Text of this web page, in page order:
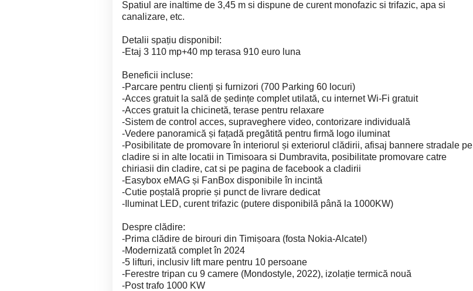
Spatiul are inaltime de 3,45 m si dispune de curent monofazic si trifazic, apa si
canalizare, etc.
Detalii spațiu disponibil:
-Etaj 3 110 mp+40 mp terasa 910 euro luna
Beneficii incluse:
-Parcare pentru clienți și furnizori (700 Parking 60 locuri)
-Acces gratuit la sală de ședințe complet utilată, cu internet Wi-Fi gratuit
-Acces gratuit la chicinetă, terase pentru relaxare
-Sistem de control acces, supraveghere video, contorizare individuală
-Vedere panoramică și fațadă pregătită pentru firmă logo iluminat
-Posibilitate de promovare în interiorul și exteriorul clădirii, afisaj bannere stradale pe
cladire si in alte locatii in Timisoara si Dumbravita, posibilitate promovare catre
chiriasii din cladire, cat si pe pagina de facebook a cladirii
-Easybox eMAG și FanBox disponibile în incintă
-Cutie poștală proprie și punct de livrare dedicat
-Iluminat LED, curent trifazic (putere disponibilă până la 1000KW)
Despre clădire:
-Prima clădire de birouri din Timișoara (fosta Nokia-Alcatel)
-Modernizată complet în 2024
-5 lifturi, inclusiv lift mare pentru 10 persoane
-Ferestre tripan cu 9 camere (Mondostyle, 2022), izolație termică nouă
-Post trafo 1000 KW